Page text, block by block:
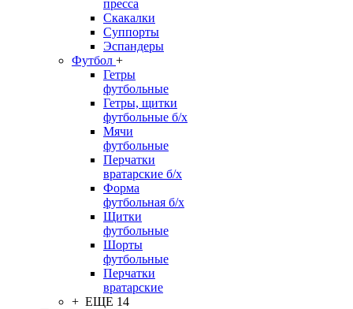
пресса
Скакалки
Суппорты
Эспандеры
Футбол +
Гетры
футбольные
Гетры, щитки
футбольные б/х
Мячи
футбольные
Перчатки
вратарские б/х
Форма
футбольная б/х
Щитки
футбольные
Шорты
футбольные
Перчатки
вратарские
+ ЕЩЕ 14